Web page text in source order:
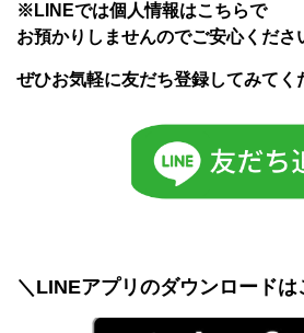
※LINEでは個人情報はこちらで
お預かりしませんのでご安心くださ
ぜひお気軽に友だち登録してみてく
＼LINEアプリのダウンロードは